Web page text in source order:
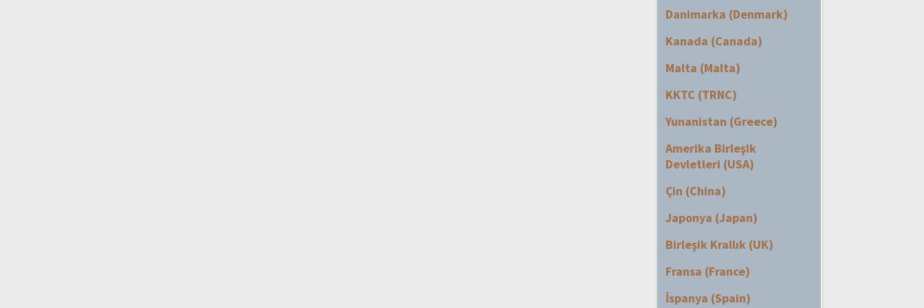
Danimarka (Denmark)
Kanada (Canada)
Malta (Malta)
KKTC (TRNC)
Yunanistan (Greece)
Amerika Birleşik
Devletleri (USA)
Çin (China)
Japonya (Japan)
Birleşik Krallık (UK)
Fransa (France)
İspanya (Spain)